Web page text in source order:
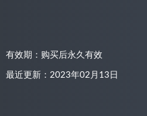
有效期：购买后永久有效
最近更新：2023年02月13日